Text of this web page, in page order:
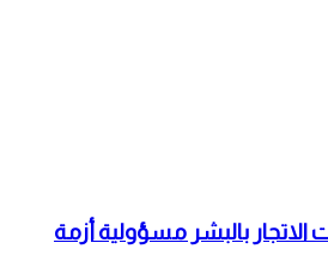
بالبشر مسؤولية أزمة